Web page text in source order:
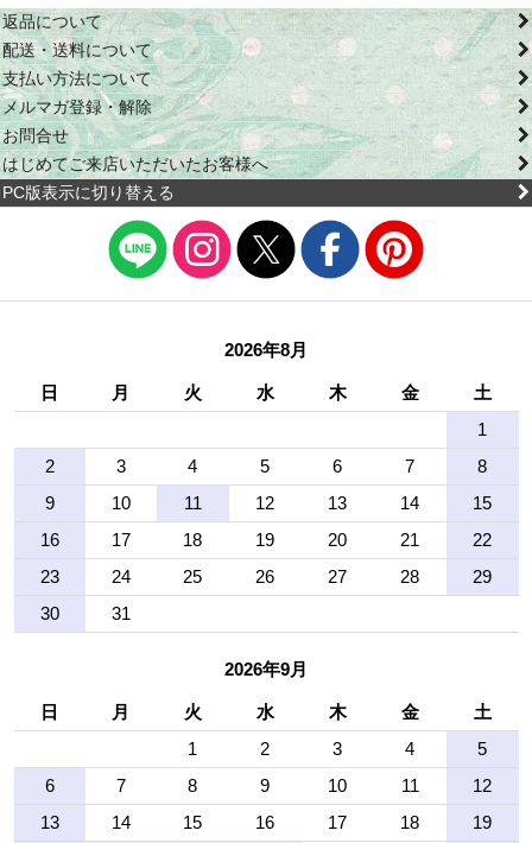
返品について
配送・送料について
支払い方法について
メルマガ登録・解除
お問合せ
はじめてご来店いただいたお客様へ
PC版表示に切り替える
2026年8月
日 月 火 水 木 金
土
1
2
3 4 5 6 7
8
9
10 11 12 13 14
15
16
17 18 19 20 21
22
23
24 25 26 27 28
29
30
31
2026年9月
日 月 火 水 木 金
土
1
2 3 4
5
6
7 8 9 10 11
12
13
14 15 16 17 18
19